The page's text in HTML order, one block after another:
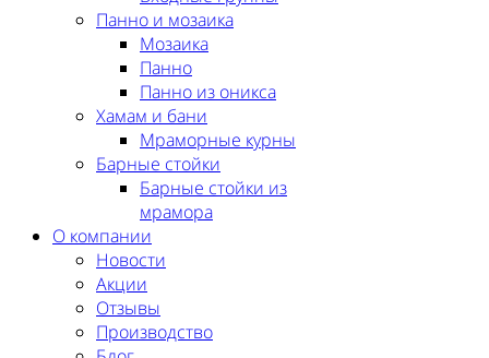
Панно и мозаика
Мозаика
Панно
Панно из оникса
Хамам и бани
Мраморные курны
Барные стойки
Барные стойки из
мрамора
О компании
Новости
Акции
Отзывы
Производство